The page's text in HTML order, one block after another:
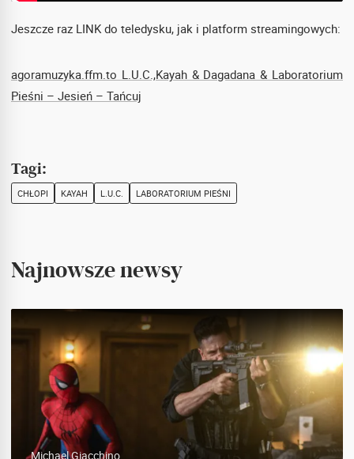
Jeszcze raz LINK do teledysku, jak i platform streamingowych:
agoramuzyka.ffm.to L.U.C.,Kayah & Dagadana & Laboratorium
Pieśni – Jesień – Tańcuj
Tagi:
CHŁOPI KAYAH L.U.C. LABORATORIUM PIEŚNI
Najnowsze newsy
Michael Giacchino